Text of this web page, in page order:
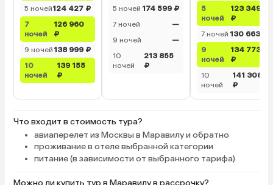
5 ночей124 427 ₽
7
ночей
126 960
₽
9 ночей 138 999 ₽
10
ночей
139 155
₽
5 ночей 174 599 ₽
7 ночей
—
9 ночей
—
10
ночей
213 855
₽
5
ночей
123 349
₽
7 ночей 130 663 ₽
9
ночей
134 773
₽
10
ночей
141 308
₽
Что входит в стоимость тура?
авиаперелет из Москвы в Маравилу и обратно
проживание в отеле выбранной категории
питание (в зависимости от выбранного тарифа)